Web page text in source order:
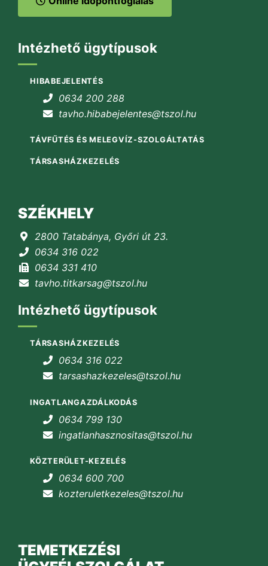
Intézhető ügytípusok
HIBABEJELENTÉS
0634 200 288
tavho.hibabejelentes@tszol.hu
TÁVFŰTÉS ÉS MELEGVÍZ-SZOLGÁLTATÁS
TÁRSASHÁZKEZELÉS
SZÉKHELY
2800 Tatabánya, Győri út 23.
0634 316 022
0634 331 410
tavho.titkarsag@tszol.hu
Intézhető ügytípusok
TÁRSASHÁZKEZELÉS
0634 316 022
tarsashazkezeles@tszol.hu
INGATLANGAZDÁLKODÁS
0634 799 130
ingatlanhasznositas@tszol.hu
KÖZTERÜLET-KEZELÉS
0634 600 700
kozteruletkezeles@tszol.hu
TEMETKEZÉSI